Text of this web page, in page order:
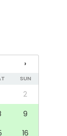
›
SUN
2
9
16